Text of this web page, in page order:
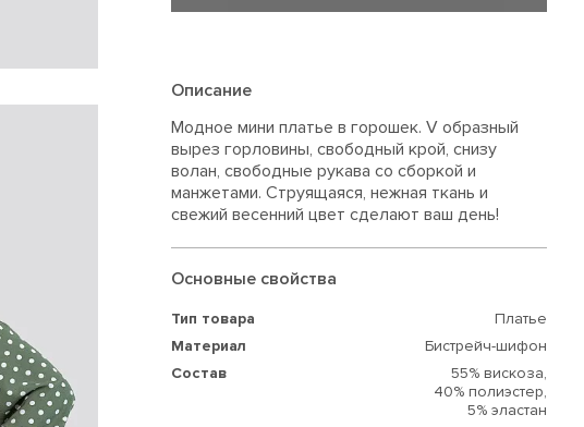
Описание
Модное мини платье в горошек. V образный
вырез горловины, свободный крой, снизу
волан, свободные рукава со сборкой и
манжетами. Струящаяся, нежная ткань и
свежий весенний цвет сделают ваш день!
Основные свойства
Тип товара
Платье
Материал
Бистрейч-шифон
Состав
55% вискоза,
40% полиэстер,
5% эластан